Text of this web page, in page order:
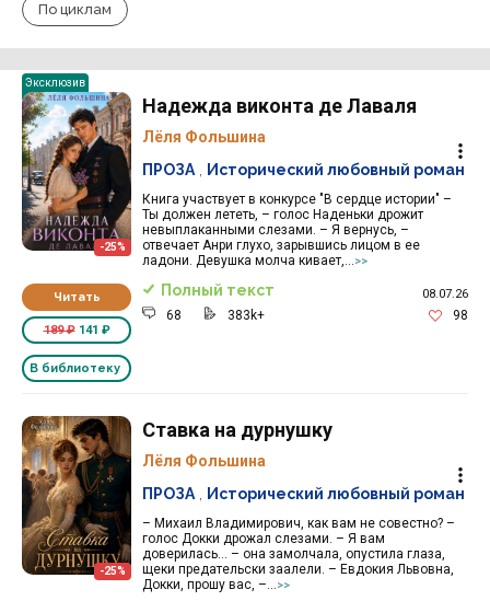
По циклам
Эксклюзив
-25%
Читать
189 ₽141 ₽
В библиотеку
Надежда виконта де Лаваля
Лёля Фольшина
Книга участвует в конкурсе "В сердце истории" –
Ты должен лететь, – голос Наденьки дрожит
невыплаканными слезами. – Я вернусь, –
отвечает Анри глухо, зарывшись лицом в ее
ладони. Девушка молча кивает,...>>
ПРОЗА Исторический любовный роман
Полный текст 08.07.26
68 383k+ 98
-25%
Ставка на дурнушку
Лёля Фольшина
– Михаил Владимирович, как вам не совестно? –
голос Докки дрожал слезами. – Я вам
доверилась… – она замолчала, опустила глаза,
щеки предательски заалели. – Евдокия Львовна,
Докки, прошу вас, –...>>
ПРОЗА Исторический любовный роман